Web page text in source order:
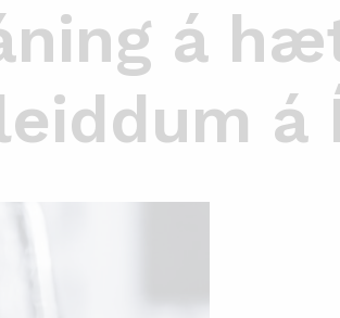
á
á